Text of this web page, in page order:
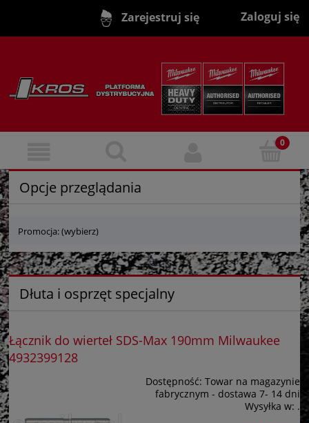
Zarejestruj się Zaloguj się
Opcje przeglądania
Promocja: (wybierz)
Dłuta i osprzęt specjalny
Łącznik do wierteł SDS-Max 190mm Milwaukee
4932399128
Dostępność: Towar na magazynie
fabrycznym - dostawa 7- 14 dni
Wysyłka w: .